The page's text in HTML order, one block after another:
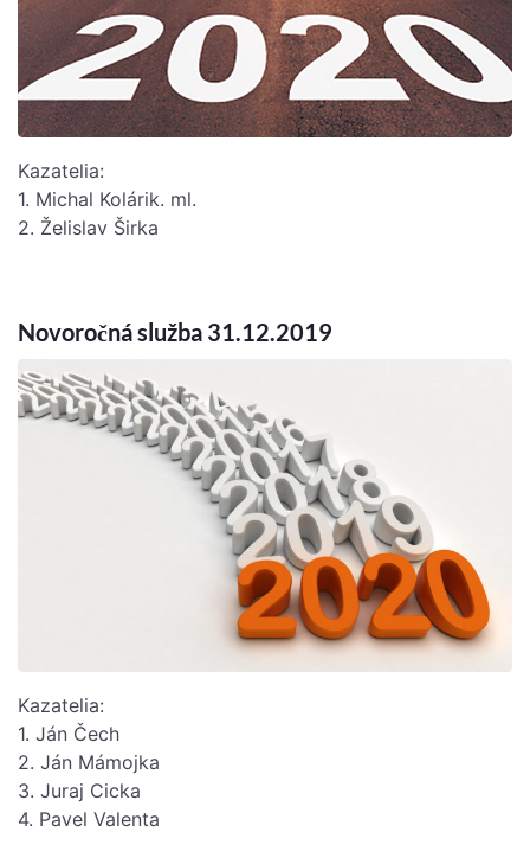
Kazatelia:
1. Michal Kolárik. ml.
2. Želislav Širka
Novoročná služba 31.12.2019
Kazatelia:
1. Ján Čech
2. Ján Mámojka
3. Juraj Cicka
4. Pavel Valenta